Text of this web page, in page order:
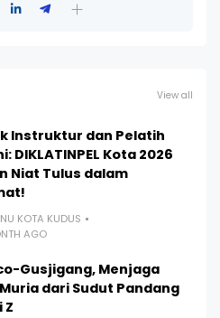
View all
Instruktur dan Pelatih
DIKLATINPEL Kota 2026
Niat Tulus dalam
KOTA KUDUS
AGO
Gusjigang, Menjaga
dari Sudut Pandang
Z